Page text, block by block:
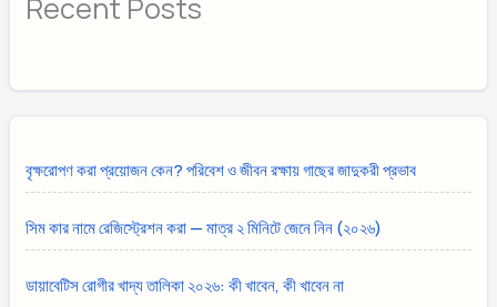
Recent Posts
বৃক্ষরোপণ করা প্রয়োজন কেন? পরিবেশ ও জীবন রক্ষায় গাছের জাদুকরী প্রভাব
সিম কার নামে রেজিস্ট্রেশন করা — মাত্র ২ মিনিটে জেনে নিন (২০২৬)
ডায়াবেটিস রোগীর খাদ্য তালিকা ২০২৬: কী খাবেন, কী খাবেন না